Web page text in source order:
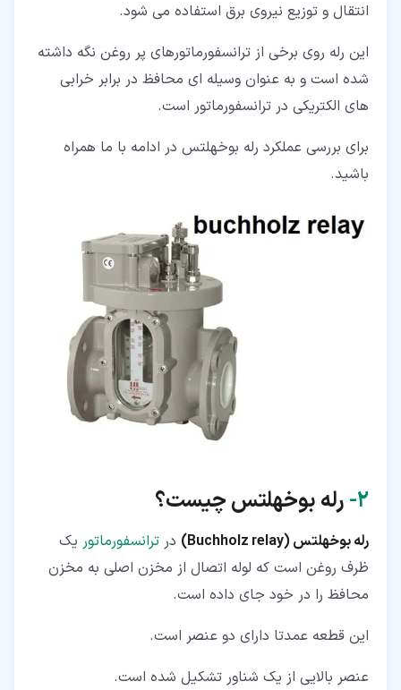
انتقال و توزیع نیروی برق استفاده می شود.
این رله روی برخی از ترانسفورماتورهای پر روغن نگه داشته
شده است و به عنوان وسیله ای محافظ در برابر خرابی
های الکتریکی در ترانسفورماتور است.
برای بررسی عملکرد رله بوخهلتس در ادامه با ما همراه
باشید.
۲‏- رله بوخهلتس چیست؟
رله بوخهلتس (Buchholz relay) در ترانسفورماتور یک
ظرف روغن است که لوله اتصال از مخزن اصلی به مخزن
محافظ را در خود جای داده است.
این قطعه عمدتا دارای دو عنصر است.
عنصر بالایی از یک شناور تشکیل شده است.